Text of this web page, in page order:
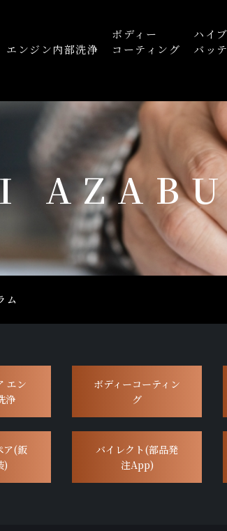
エンジン内部洗浄
ボディー
コーティング
ハイ
バッ
ム
エン
浄
ボディーコーティン
グ
ア(鈑
)
バイレクト(部品発
注App)